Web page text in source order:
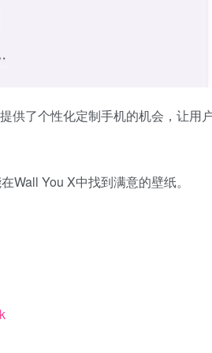
供了个性化定制手机的机会，让用
Wall You X中找到满意的壁纸。